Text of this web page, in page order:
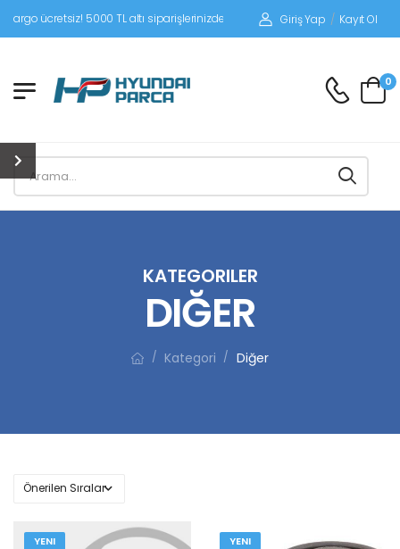
5000 TL altı siparişlerinizde siparişleriniz alıcı ödemeli gönderilir.
Giriş Yap / Kayıt Ol
0
KATEGORILER
DIĞER
/ Kategori / Diğer
YENI YENI